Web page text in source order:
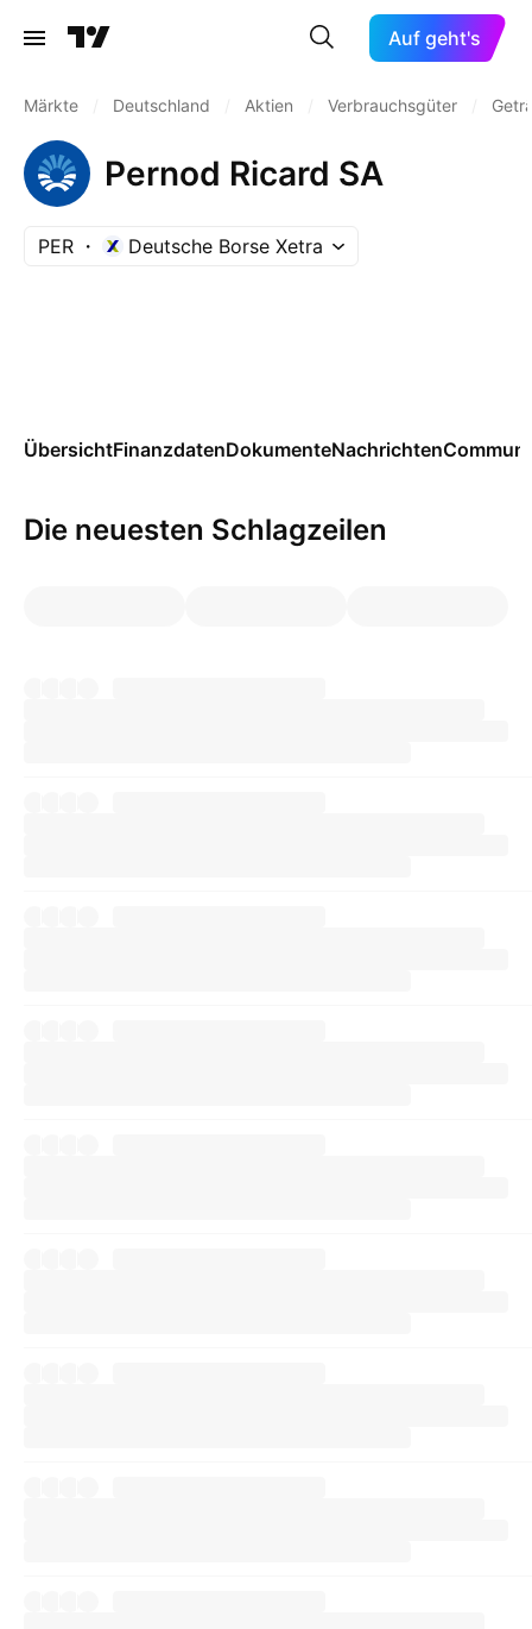
Auf geht's
Märkte Deutschland Aktien Verbrauchsgüter
Pernod Ricard SA
PER Deutsche Borse Xetra
ÜbersichtFinanzdatenDokumenteNachrichten
Die neuesten Schlagzeilen